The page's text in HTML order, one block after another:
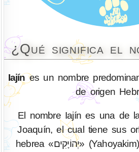
¿Qué significa el
Iajín es un nombre
de origen
El nombre Iajín es una de
Joaquín, el cual tiene sus
hebrea «יְהוֹיָקִים» (Yahoyakim), cuyo significado